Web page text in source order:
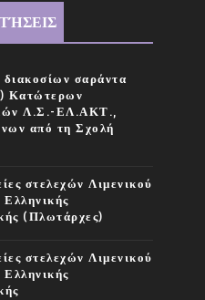
σαράντα
Κατώτερων
Λ.Σ.-ΕΛ.ΑΚΤ.,
από τη Σχολή
στελεχών Λιμενικού
(Πλωτάρχες)
στελεχών Λιμενικού